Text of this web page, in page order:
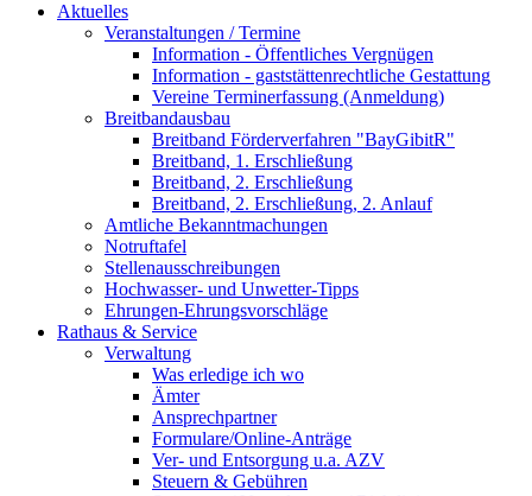
Aktuelles
Veranstaltungen / Termine
Information - Öffentliches Vergnügen
Information - gaststättenrechtliche Gestattung
Vereine Terminerfassung (Anmeldung)
Breitbandausbau
Breitband Förderverfahren "BayGibitR"
Breitband, 1. Erschließung
Breitband, 2. Erschließung
Breitband, 2. Erschließung, 2. Anlauf
Amtliche Bekanntmachungen
Notruftafel
Stellenausschreibungen
Hochwasser- und Unwetter-Tipps
Ehrungen-Ehrungsvorschläge
Rathaus & Service
Verwaltung
Was erledige ich wo
Ämter
Ansprechpartner
Formulare/Online-Anträge
Ver- und Entsorgung u.a. AZV
Steuern & Gebühren